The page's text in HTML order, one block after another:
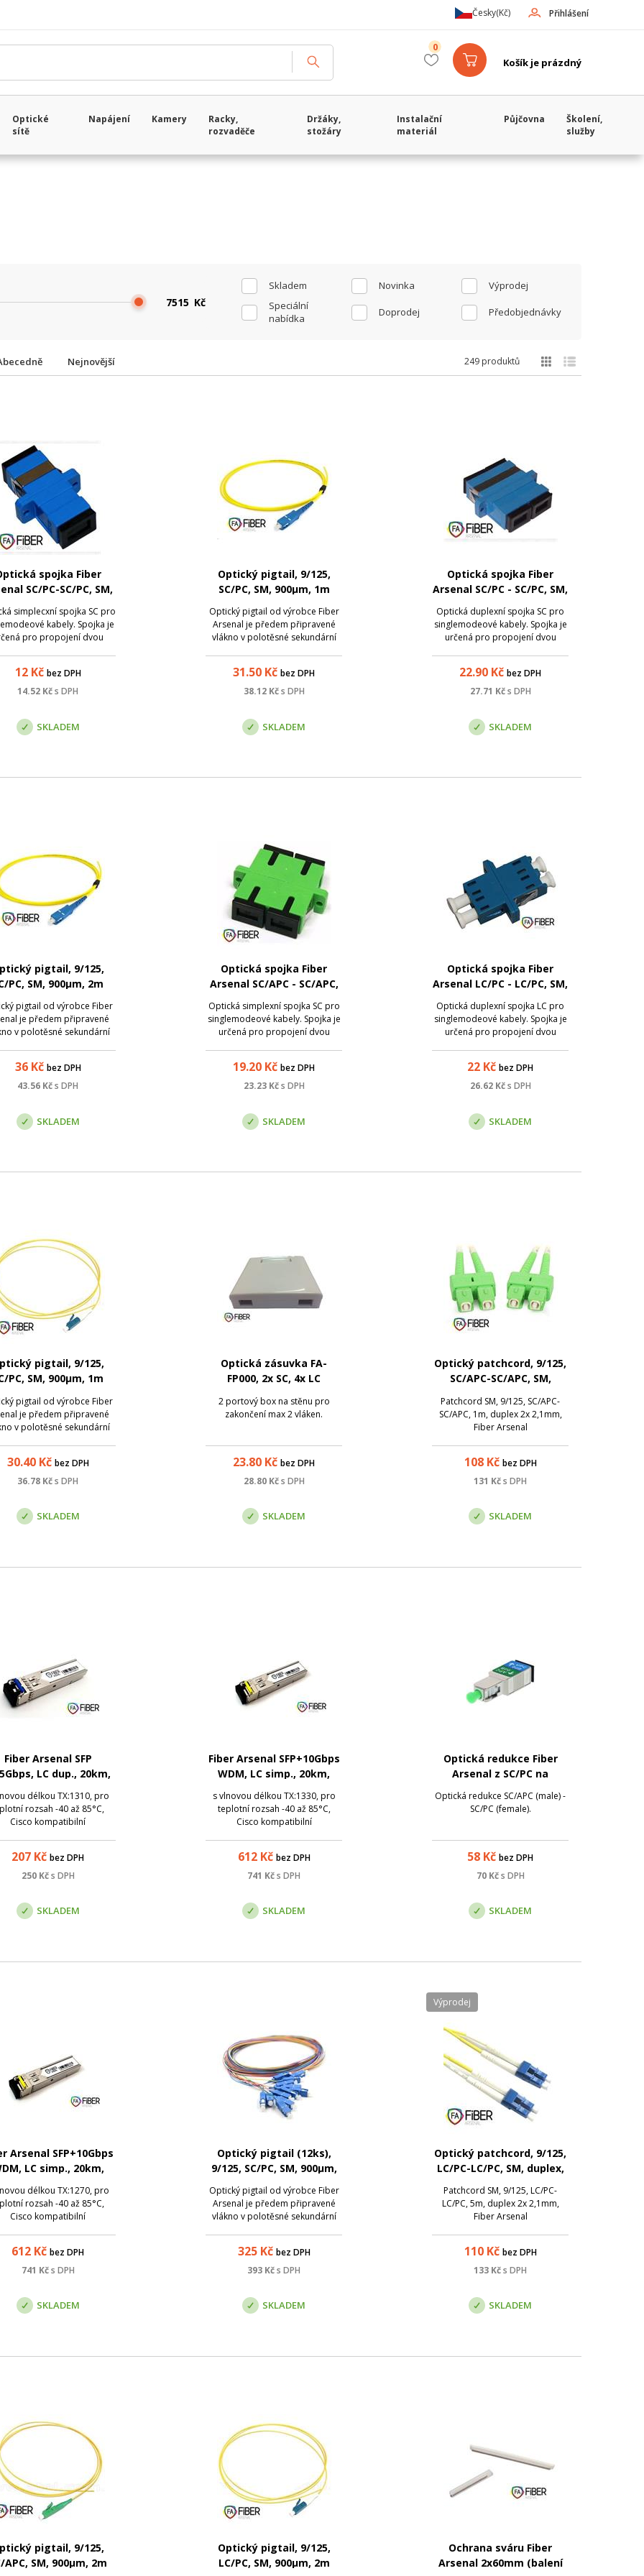
Přihlášení
Česky(Kč)
Košík je prázdný
0
Optické
sítě
Napájení Kamery
Racky,
rozvaděče
Držáky,
stožáry
Instalační
materiál
Půjčovna
Školení,
služby
Skladem Novinka
Výprodej
Speciální
nabídka
Doprodej Předobjednávky
Kč
Abecedně Nejnovější 249 produktů
spojka Fiber
SC/PC-SC/PC, SM,
simplex
simplecxní spojka SC pro
kabely. Spojka je
pro propojení dvou
12Kč bez DPH
14.52 Kčs DPH
SKLADEM
Optický pigtail, 9/125,
SC/PC, SM, 900µm, 1m
Optický pigtail od výrobce Fiber
Arsenal je předem připravené
vlákno v polotěsné sekundární
konektorem. Slouží k ukončení
optického kabelu v optickém
31.50 Kč bez DPH
38.12Kčs DPH
SKLADEM
Optická spojka Fiber
Arsenal SC/PC - SC/PC, SM,
duplex
Optická duplexní spojka SC pro
singlemodeové kabely. Spojka je
určená pro propojení dvou
22.90 Kč bez DPH
27.71 Kč s DPH
SKLADEM
pigtail, 9/125,
PC, SM, 900µm, 2m
pigtail od výrobce Fiber
je předem připravené
v polotěsné sekundární
Slouží k ukončení
kabelu v optickém
36Kč bez DPH
43.56 Kčs DPH
SKLADEM
Optická spojka Fiber
Arsenal SC/APC - SC/APC,
SM, duplex
Optická simplexní spojka SC pro
singlemodeové kabely. Spojka je
určená pro propojení dvou
19.20 Kč bez DPH
23.23Kčs DPH
SKLADEM
Optická spojka Fiber
Arsenal LC/PC - LC/PC, SM,
duplex
Optická duplexní spojka LC pro
singlemodeové kabely. Spojka je
určená pro propojení dvou
22 Kč bez DPH
26.62Kč s DPH
SKLADEM
pigtail, 9/125,
PC, SM, 900µm, 1m
pigtail od výrobce Fiber
je předem připravené
v polotěsné sekundární
Slouží k ukončení
kabelu v optickém
30.40Kč bez DPH
36.78 Kčs DPH
SKLADEM
Optická zásuvka FA-
FP000, 2x SC, 4x LC
2 portový box na stěnu pro
zakončení max 2 vláken.
23.80 Kč bez DPH
28.80Kčs DPH
SKLADEM
Optický patchcord, 9/125,
SC/APC-SC/APC, SM,
Patchcord SM, 9/125, SC/APC-
SC/APC, 1m, duplex 2x 2,1mm,
Fiber Arsenal
108Kč bez DPH
131 Kčs DPH
SKLADEM
Fiber Arsenal SFP
LC dup., 20km,
85°C, Cisco
délkou TX:1310, pro
rozsah -40 až 85°C,
Cisco kompatibilní
207 Kč bez DPH
250Kč s DPH
SKLADEM
Fiber Arsenal SFP+10Gbps
WDM, LC simp., 20km,
85°C, Cisco
s vlnovou délkou TX:1330, pro
teplotní rozsah -40 až 85°C,
Cisco kompatibilní
612Kč bez DPH
741 Kčs DPH
SKLADEM
Optická redukce Fiber
Arsenal z SC/PC na
Optická redukce SC/APC (male) -
SC/PC (female).
58 Kč bez DPH
70Kč s DPH
SKLADEM
Arsenal SFP+10Gbps
LC simp., 20km,
85°C, Cisco
délkou TX:1270, pro
rozsah -40 až 85°C,
Cisco kompatibilní
612 Kč bez DPH
741 Kč s DPH
SKLADEM
Optický pigtail (12ks),
9/125, SC/PC, SM, 900µm,
Optický pigtail od výrobce Fiber
Arsenal je předem připravené
vlákno v polotěsné sekundární
konektorem. Slouží k ukončení
optického kabelu v optickém
325Kč bez DPH
393 Kčs DPH
SKLADEM
Optický patchcord, 9/125,
LC/PC-LC/PC, SM, duplex,
Patchcord SM, 9/125, LC/PC-
LC/PC, 5m, duplex 2x 2,1mm,
Fiber Arsenal
110Kč bez DPH
133 Kčs DPH
Výprodej
SKLADEM
pigtail, 9/125,
APC, SM, 900µm, 2m
Optický pigtail, 9/125,
LC/PC, SM, 900µm, 2m
Ochrana sváru Fiber
Arsenal 2x60mm (balení